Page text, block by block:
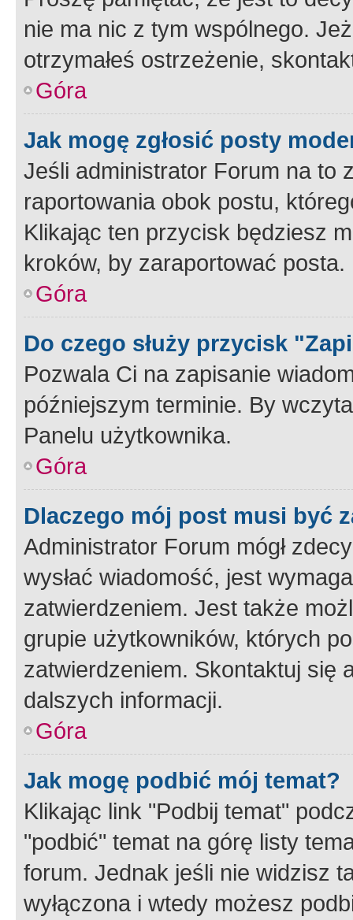
nie ma nic z tym wspólnego.
otrzymałeś ostrzeżenie,
Góra
Jak mogę zgłosić posty
Jeśli administrator Forum na to
raportowania obok postu,
Klikając ten przycisk będziesz
kroków, by zaraportować posta.
Góra
Do czego służy przycisk
Pozwala Ci na zapisanie
późniejszym terminie. By
Panelu użytkownika.
Góra
Dlaczego mój post musi być
Administrator Forum mógł
wysłać wiadomość, jest
zatwierdzeniem. Jest także
grupie użytkowników, których
zatwierdzeniem. Skontaktuj się
dalszych informacji.
Góra
Jak mogę podbić mój temat?
Klikając link "Podbij temat"
"podbić" temat na górę listy
forum. Jednak jeśli nie widzisz
wyłączona i wtedy możesz